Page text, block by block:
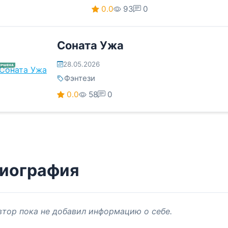
0.0
93 0
Соната Ужа
28.05.2026
Фэнтези
0.0
58 0
пока не добавил информацию о себе.